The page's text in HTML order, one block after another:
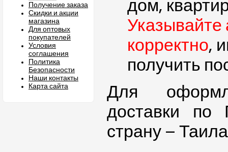
Получение заказа
Скидки и акции
магазина
Для оптовых
покупателей
Условия
соглашения
Политика
Безопасности
Наши контакты
Карта сайта
дом,
Указывайте
корректно,
получить
Для
доставки по
страну –